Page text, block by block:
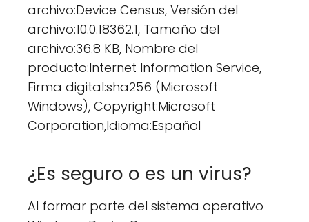
archivo:Device Census, Versión del
archivo:10.0.18362.1, Tamaño del
archivo:36.8 KB, Nombre del
producto:Internet Information Service,
Firma digital:sha256 (Microsoft
Windows), Copyright:Microsoft
Corporation,Idioma:Español
¿Es seguro o es un virus?
Al formar parte del sistema operativo